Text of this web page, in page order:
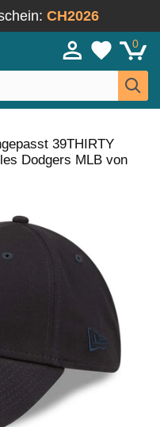
CH2026
0
39THIRTY
Dodgers MLB von